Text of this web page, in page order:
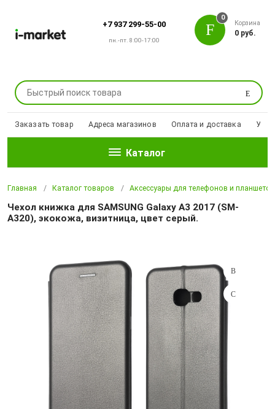
+7 937 299-55-00
пн.-пт. 8:00-17:00
Поиск
0
Корзина
0 руб.
Заказать товар Адреса магазинов Оплата и доставка
Каталог
Главная Каталог товаров Аксессуары для телефонов и планшетов
Чехол книжка для SAMSUNG Galaxy A3 2017 (SM-
A320), экокожа, визитница, цвет серый.